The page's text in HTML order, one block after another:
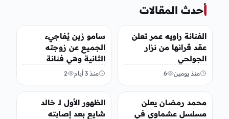
أحدث المقالات
الفن
الفنانة راويه عمر تعلن
عقد قرانها من نزار
الجولحي
منذ يومين 6
الفن
سامو زين يُفاجيء
الجميع عن زوجته
الثانية وهي فنانة
مصرية
منذ 3 أيام 2
محمد رمضان يعلن
مسلسل عشماوي في
أخبار محلية
الظهور الأول لـ خالد
شايع بعد إصابته